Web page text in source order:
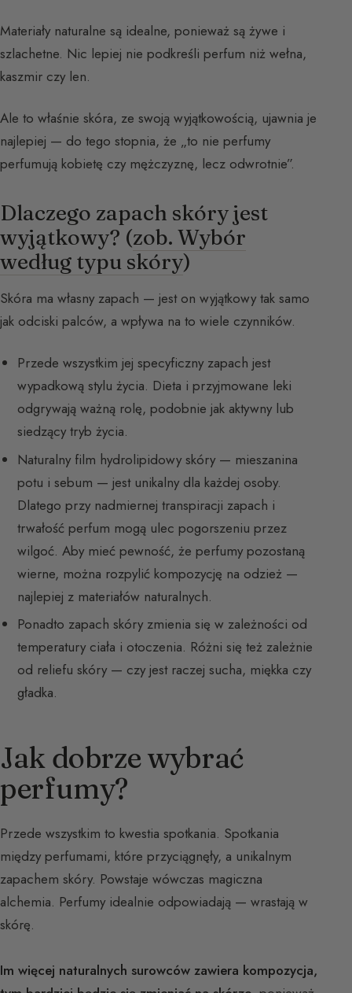
Materiały naturalne są idealne, ponieważ są żywe i
szlachetne. Nic lepiej nie podkreśli perfum niż wełna,
kaszmir czy len.
Ale to właśnie skóra, ze swoją wyjątkowością, ujawnia je
najlepiej — do tego stopnia, że „to nie perfumy
perfumują kobietę czy mężczyznę, lecz odwrotnie”.
Dlaczego zapach skóry jest
wyjątkowy? (zob. Wybór
według typu skóry)
Skóra ma własny zapach — jest on wyjątkowy tak samo
jak odciski palców, a wpływa na to wiele czynników.
Przede wszystkim jej specyficzny zapach jest
wypadkową stylu życia. Dieta i przyjmowane leki
odgrywają ważną rolę, podobnie jak aktywny lub
siedzący tryb życia.
Naturalny film hydrolipidowy skóry — mieszanina
potu i sebum — jest unikalny dla każdej osoby.
Dlatego przy nadmiernej transpiracji zapach i
trwałość perfum mogą ulec pogorszeniu przez
wilgoć. Aby mieć pewność, że perfumy pozostaną
wierne, można rozpylić kompozycję na odzież —
najlepiej z materiałów naturalnych.
Ponadto zapach skóry zmienia się w zależności od
temperatury ciała i otoczenia. Różni się też zależnie
od reliefu skóry — czy jest raczej sucha, miękka czy
gładka.
Jak dobrze wybrać
perfumy?
Przede wszystkim to kwestia spotkania. Spotkania
między perfumami, które przyciągnęły, a unikalnym
zapachem skóry. Powstaje wówczas magiczna
alchemia. Perfumy idealnie odpowiadają — wrastają w
skórę.
Im więcej naturalnych surowców zawiera kompozycja,